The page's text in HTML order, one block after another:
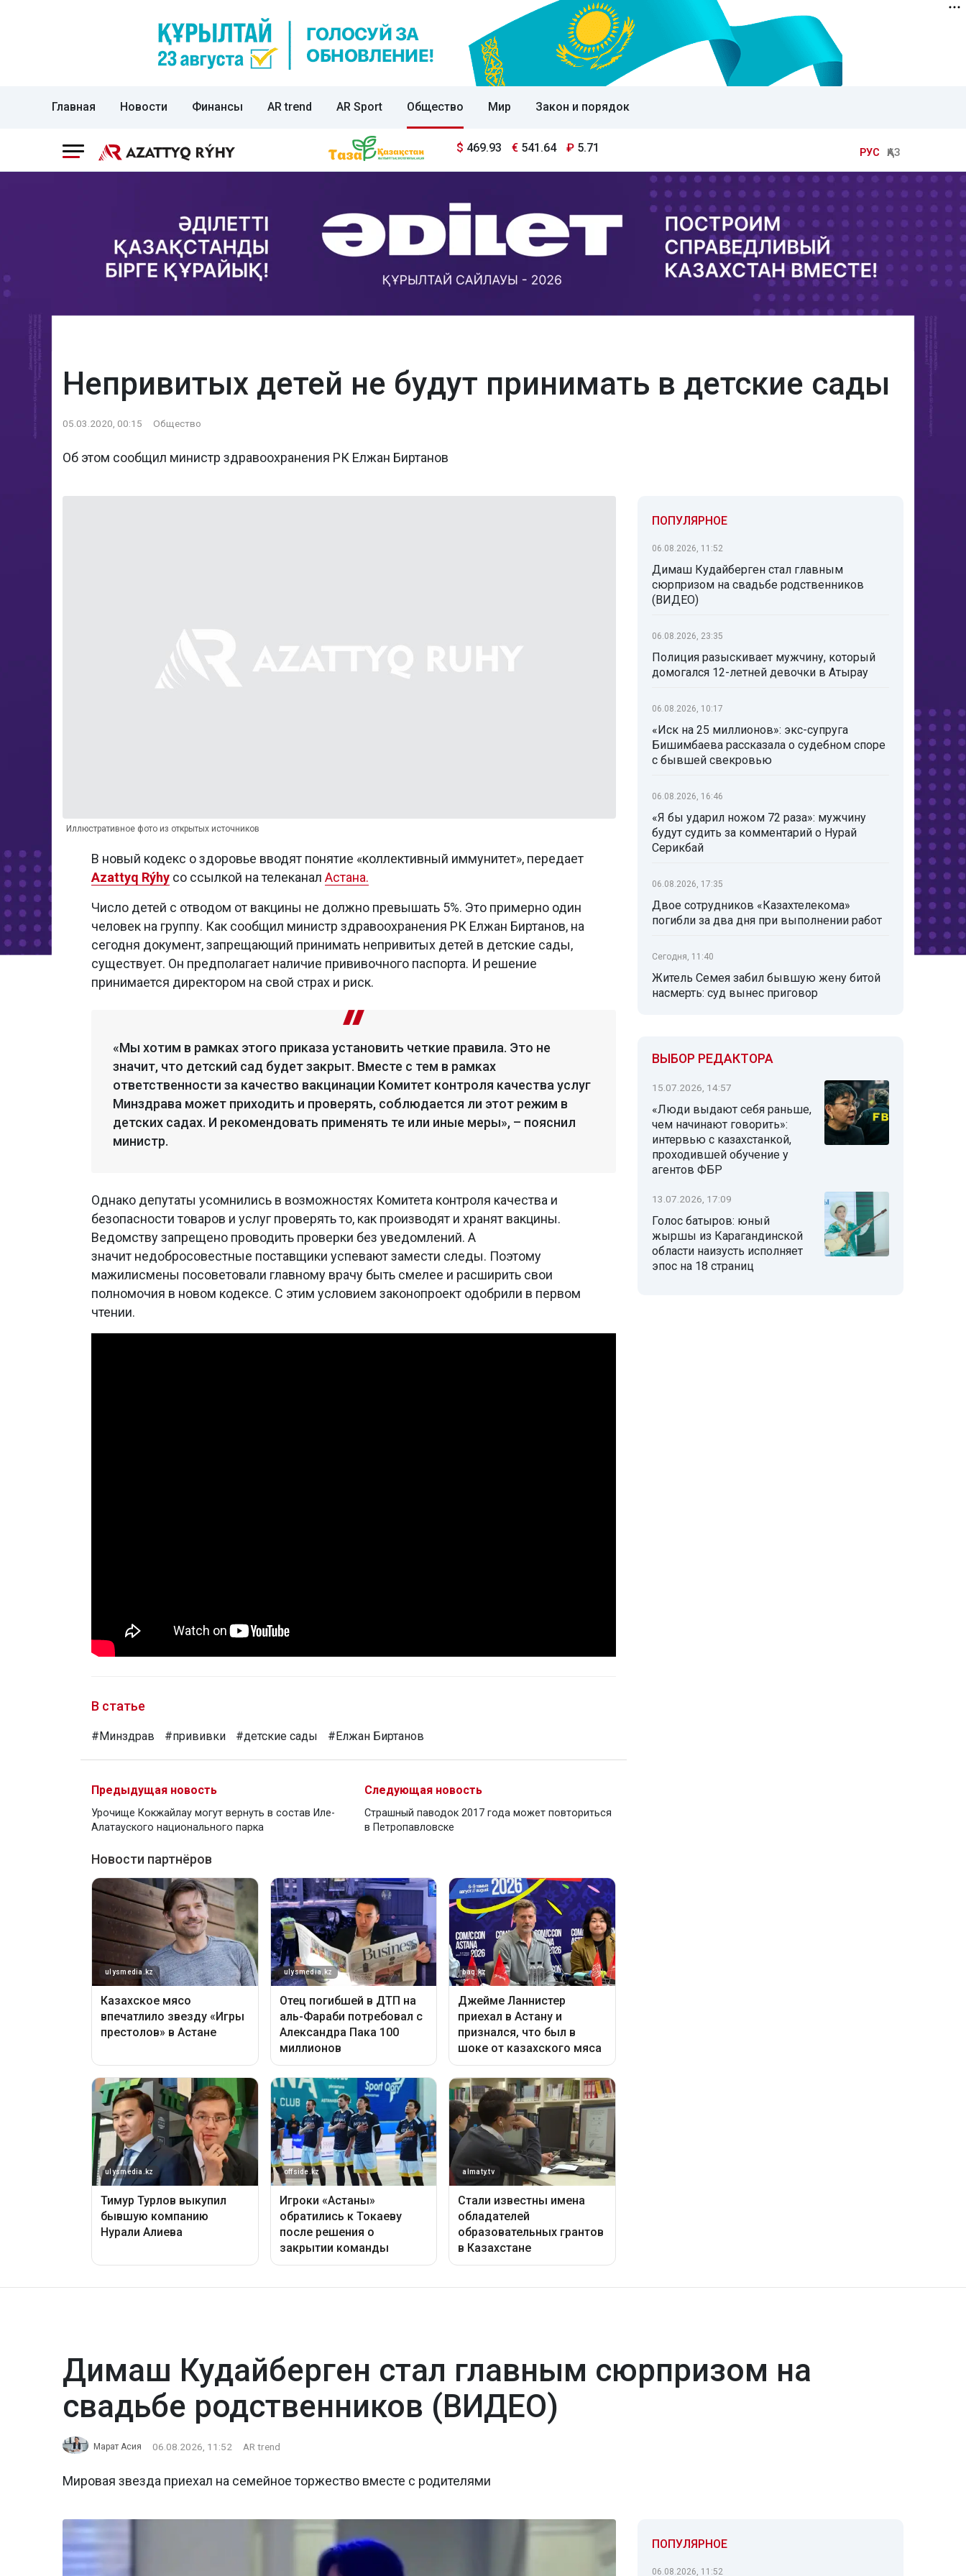
Главная Новости Финансы AR trend AR Sport Общество Мир Закон и порядок
$ 469.93 € 541.64 ₽ 5.71 РУС ҚАЗ
Непривитых детей не будут принимать в детские сады
05.03.2020, 00:15 Общество
Об этом сообщил министр здравоохранения РК Елжан Биртанов
Иллюстративное фото из открытых источников
В новый кодекс о здоровье вводят понятие «коллективный иммунитет», передает
Azattyq Rýhy со ссылкой на телеканал Астана.
Число детей с отводом от вакцины не должно превышать 5%. Это примерно один
человек на группу. Как сообщил министр здравоохранения РК Елжан Биртанов, на
сегодня документ, запрещающий принимать непривитых детей в детские сады,
существует. Он предполагает наличие прививочного паспорта. И решение
принимается директором на свой страх и риск.
«Мы хотим в рамках этого приказа установить четкие правила. Это не
значит, что детский сад будет закрыт. Вместе с тем в рамках
ответственности за качество вакцинации Комитет контроля качества услуг
Минздрава может приходить и проверять, соблюдается ли этот режим в
детских садах. И рекомендовать применять те или иные меры», – пояснил
министр.
Однако депутаты усомнились в возможностях Комитета контроля качества и
безопасности товаров и услуг проверять то, как производят и хранят вакцины.
Ведомству запрещено проводить проверки без уведомлений. А
значит недобросовестные поставщики успевают замести следы. Поэтому
мажилисмены посоветовали главному врачу быть смелее и расширить свои
полномочия в новом кодексе. С этим условием законопроект одобрили в первом
чтении.
В статье
#Минздрав #прививки #детские сады #Елжан Биртанов
Предыдущая новость
Урочище Кокжайлау могут вернуть в состав Иле-
Алатауского национального парка
Следующая новость
Страшный паводок 2017 года может повториться
в Петропавловске
ПОПУЛЯРНОЕ
06.08.2026, 11:52
Димаш Кудайберген стал главным
сюрпризом на свадьбе родственников
(ВИДЕО)
06.08.2026, 23:35
Полиция разыскивает мужчину, который
домогался 12-летней девочки в Атырау
06.08.2026, 10:17
«Иск на 25 миллионов»: экс-супруга
Бишимбаева рассказала о судебном споре
с бывшей свекровью
06.08.2026, 16:46
«Я бы ударил ножом 72 раза»: мужчину
будут судить за комментарий о Нурай
Серикбай
06.08.2026, 17:35
Двое сотрудников «Казахтелекома»
погибли за два дня при выполнении работ
Сегодня, 11:40
Житель Семея забил бывшую жену битой
насмерть: суд вынес приговор
ВЫБОР РЕДАКТОРА
15.07.2026, 14:57
«Люди выдают себя раньше,
чем начинают говорить»:
интервью с казахстанкой,
проходившей обучение у
агентов ФБР
13.07.2026, 17:09
Голос батыров: юный
жыршы из Карагандинской
области наизусть исполняет
эпос на 18 страниц
Димаш Кудайберген стал главным сюрпризом на
свадьбе родственников (ВИДЕО)
Марат Асия 06.08.2026, 11:52 AR trend
Мировая звезда приехал на семейное торжество вместе с родителями
ПОПУЛЯРНОЕ
06.08.2026, 11:52